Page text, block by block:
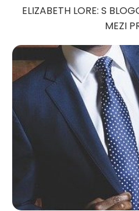
ELIZABETH LORE: S
MEZI